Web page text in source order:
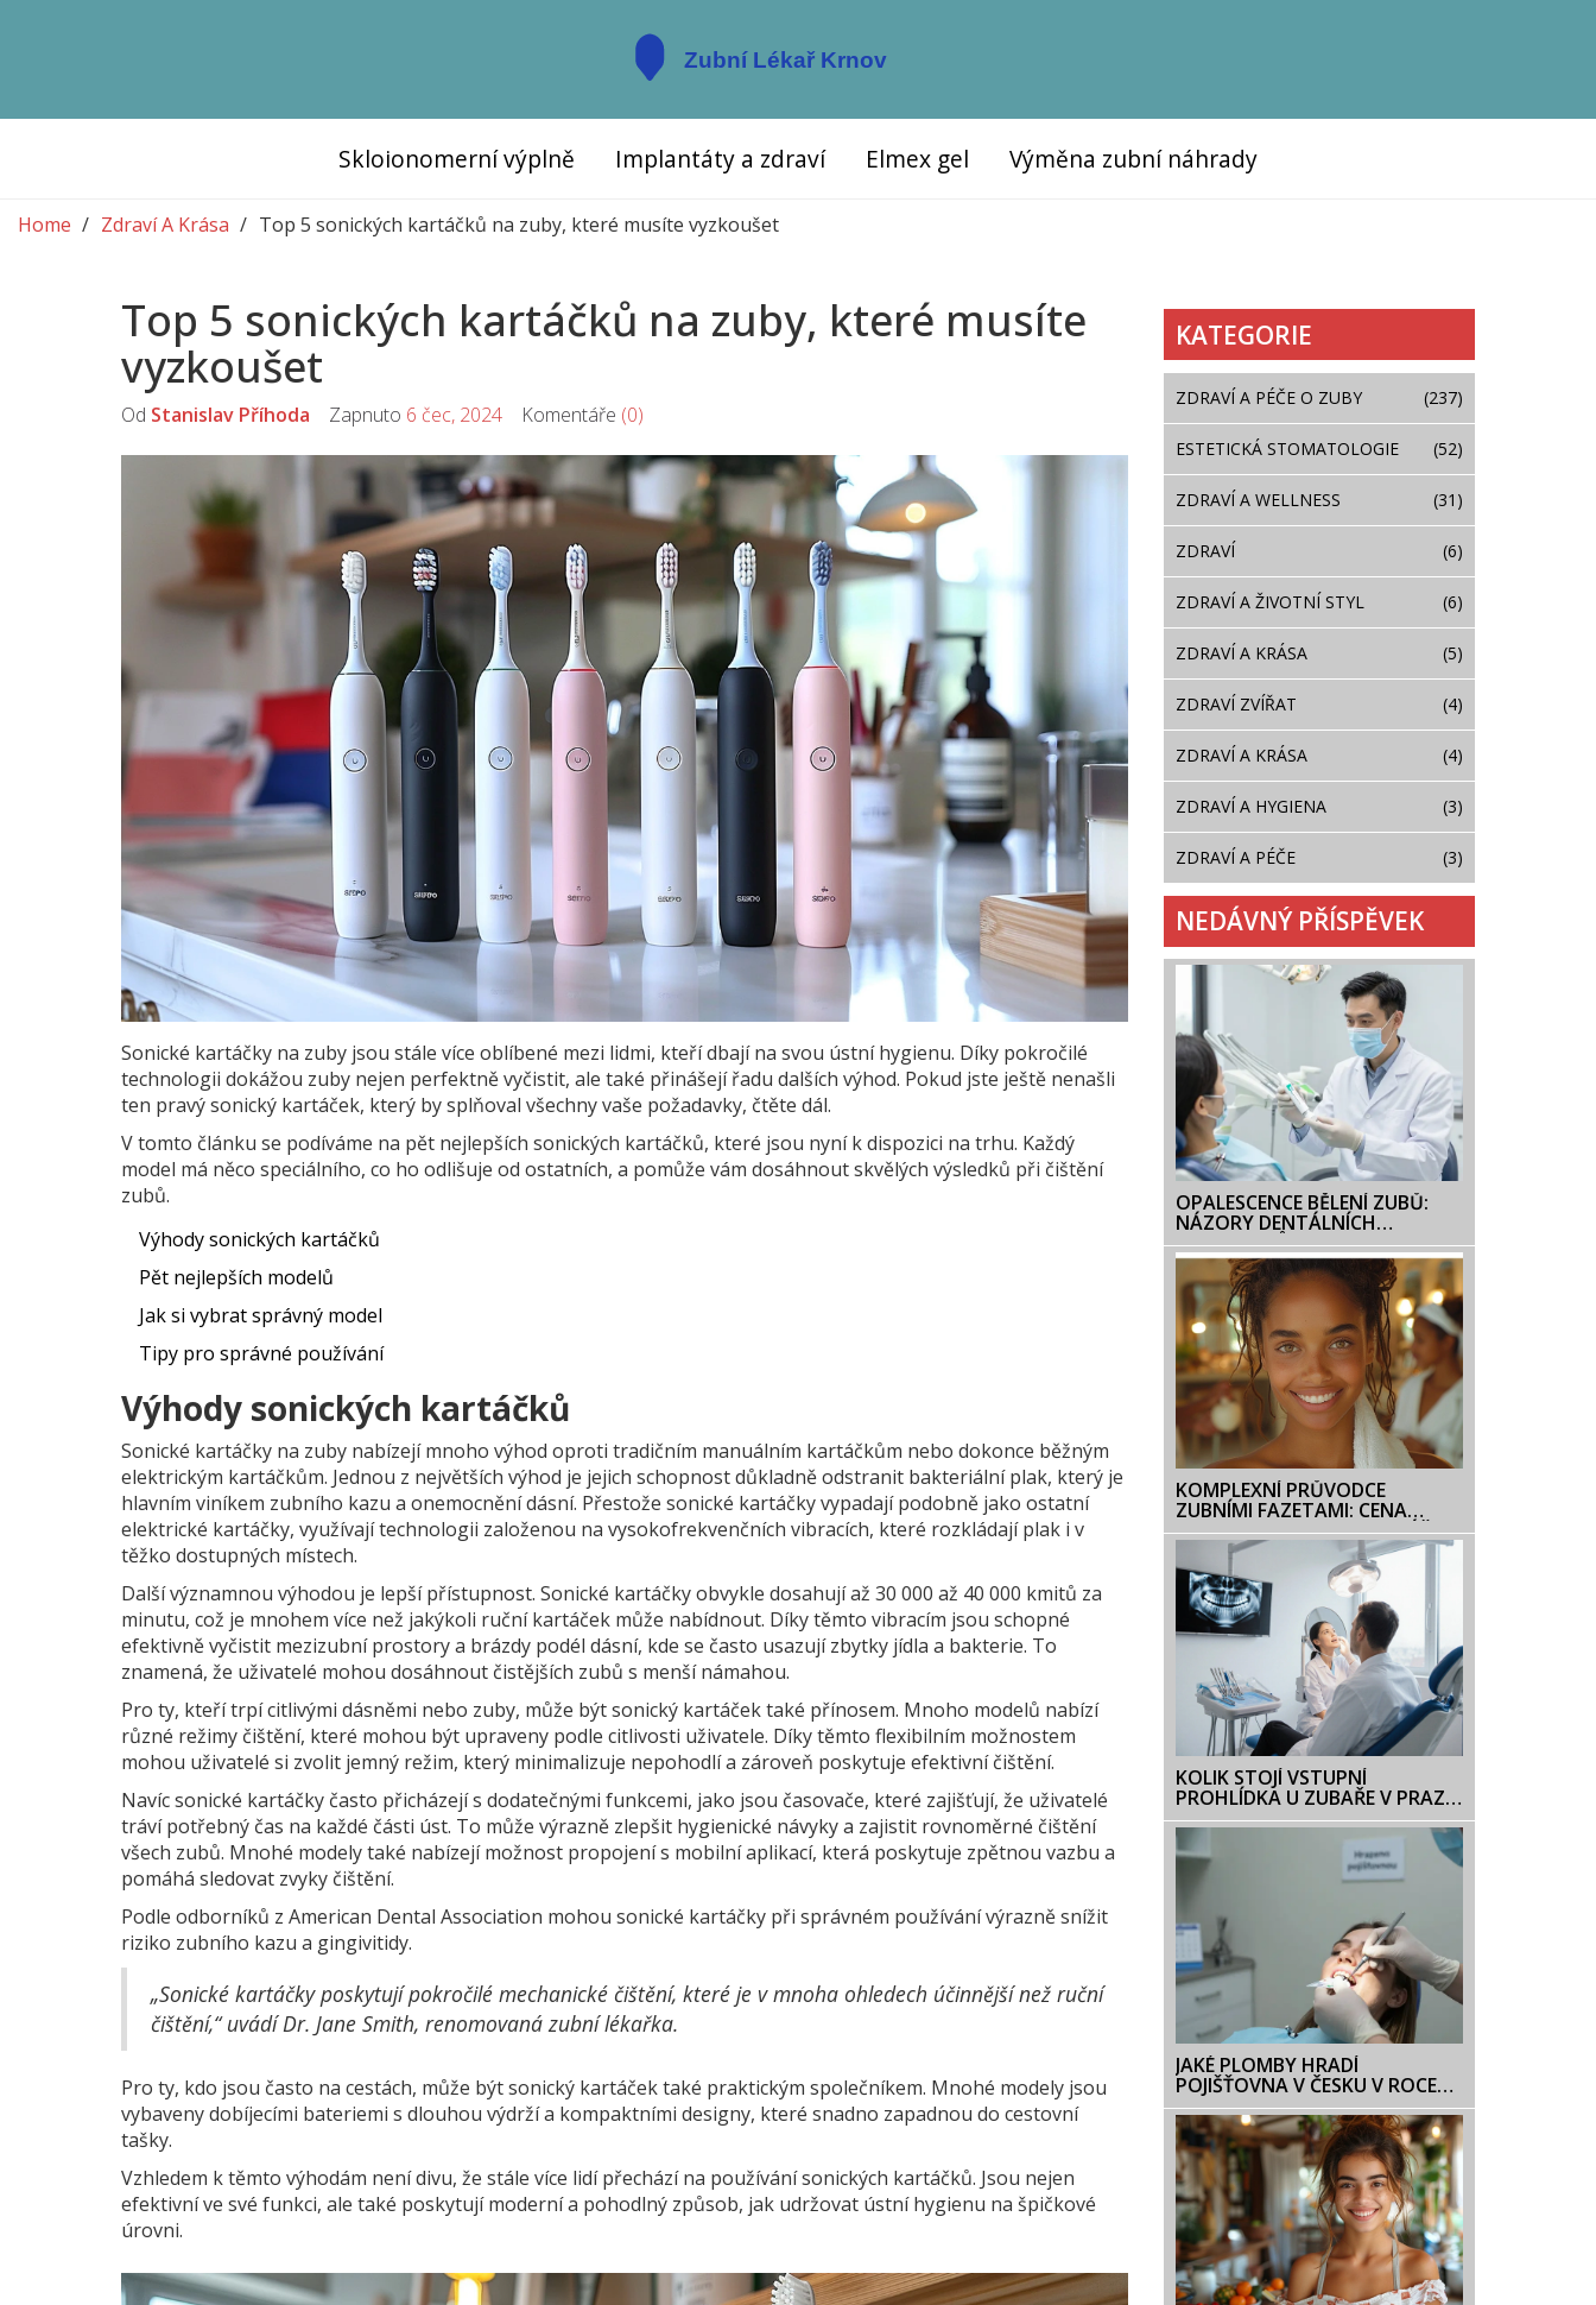
Skloionomerní výplně Implantáty a zdraví Elmex gel Výměna zubní náhrady
Home Zdraví A Krása Top 5 sonických kartáčků na zuby, které musíte vyzkoušet
Top 5 sonických kartáčků na zuby, které musíte
vyzkoušet
Od Stanislav Příhoda Zapnuto 6 čec, 2024 Komentáře (0)
Sonické kartáčky na zuby jsou stále více oblíbené mezi lidmi, kteří dbají na svou ústní hygienu. Díky pokročilé
technologii dokážou zuby nejen perfektně vyčistit, ale také přinášejí řadu dalších výhod. Pokud jste ještě nenašli
ten pravý sonický kartáček, který by splňoval všechny vaše požadavky, čtěte dál.
V tomto článku se podíváme na pět nejlepších sonických kartáčků, které jsou nyní k dispozici na trhu. Každý
model má něco speciálního, co ho odlišuje od ostatních, a pomůže vám dosáhnout skvělých výsledků při čištění
zubů.
Výhody sonických kartáčků
Pět nejlepších modelů
Jak si vybrat správný model
Tipy pro správné používání
Výhody sonických kartáčků
Sonické kartáčky na zuby nabízejí mnoho výhod oproti tradičním manuálním kartáčkům nebo dokonce běžným
elektrickým kartáčkům. Jednou z největších výhod je jejich schopnost důkladně odstranit bakteriální plak, který je
hlavním viníkem zubního kazu a onemocnění dásní. Přestože sonické kartáčky vypadají podobně jako ostatní
elektrické kartáčky, využívají technologii založenou na vysokofrekvenčních vibracích, které rozkládají plak i v
těžko dostupných místech.
Další významnou výhodou je lepší přístupnost. Sonické kartáčky obvykle dosahují až 30 000 až 40 000 kmitů za
minutu, což je mnohem více než jakýkoli ruční kartáček může nabídnout. Díky těmto vibracím jsou schopné
efektivně vyčistit mezizubní prostory a brázdy podél dásní, kde se často usazují zbytky jídla a bakterie. To
znamená, že uživatelé mohou dosáhnout čistějších zubů s menší námahou.
Pro ty, kteří trpí citlivými dásněmi nebo zuby, může být sonický kartáček také přínosem. Mnoho modelů nabízí
různé režimy čištění, které mohou být upraveny podle citlivosti uživatele. Díky těmto flexibilním možnostem
mohou uživatelé si zvolit jemný režim, který minimalizuje nepohodlí a zároveň poskytuje efektivní čištění.
Navíc sonické kartáčky často přicházejí s dodatečnými funkcemi, jako jsou časovače, které zajišťují, že uživatelé
tráví potřebný čas na každé části úst. To může výrazně zlepšit hygienické návyky a zajistit rovnoměrné čištění
všech zubů. Mnohé modely také nabízejí možnost propojení s mobilní aplikací, která poskytuje zpětnou vazbu a
pomáhá sledovat zvyky čištění.
Podle odborníků z American Dental Association mohou sonické kartáčky při správném používání výrazně snížit
riziko zubního kazu a gingivitidy.
„Sonické kartáčky poskytují pokročilé mechanické čištění, které je v mnoha ohledech účinnější než ruční
čištění,“ uvádí Dr. Jane Smith, renomovaná zubní lékařka.
Pro ty, kdo jsou často na cestách, může být sonický kartáček také praktickým společníkem. Mnohé modely jsou
vybaveny dobíjecími bateriemi s dlouhou výdrží a kompaktními designy, které snadno zapadnou do cestovní
tašky.
Vzhledem k těmto výhodám není divu, že stále více lidí přechází na používání sonických kartáčků. Jsou nejen
efektivní ve své funkci, ale také poskytují moderní a pohodlný způsob, jak udržovat ústní hygienu na špičkové
úrovni.
KATEGORIE
ZDRAVÍ A PÉČE O ZUBY (237)
ESTETICKÁ STOMATOLOGIE (52)
ZDRAVÍ A WELLNESS (31)
ZDRAVÍ (6)
ZDRAVÍ A ŽIVOTNÍ STYL (6)
ZDRAVÍ A KRÁSA (5)
ZDRAVÍ ZVÍŘAT (4)
ZDRAVÍ A KRÁSA (4)
ZDRAVÍ A HYGIENA (3)
ZDRAVÍ A PÉČE (3)
NEDÁVNÝ PŘÍSPĚVEK
OPALESCENCE BĚLENÍ ZUBŮ:
NÁZORY DENTÁLNÍCH
SPECIALISTŮ 2026
KOMPLEXNÍ PRŮVODCE
ZUBNÍMI FAZETAMI: CENA
VERSUS HODNOTA PRO VÁŠ
ÚSMĚV
KOLIK STOJÍ VSTUPNÍ
PROHLÍDKA U ZUBAŘE V PRAZE
V ROCE 2025?
JAKÉ PLOMBY HRADÍ
POJIŠŤOVNA V ČESKU V ROCE
2026?